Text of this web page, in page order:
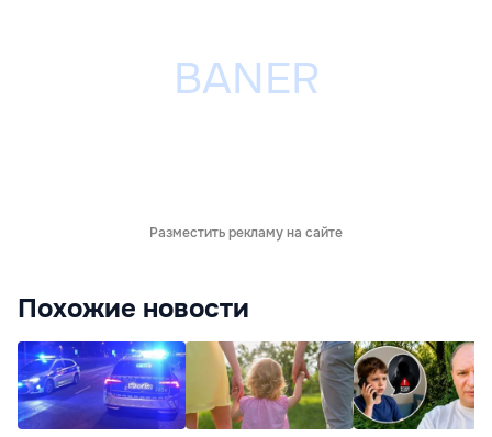
Разместить рекламу на сайте
Похожие новости